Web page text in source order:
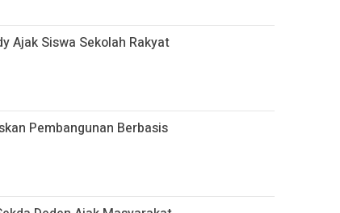
Ajak Siswa Sekolah Rakyat
Pembangunan Berbasis